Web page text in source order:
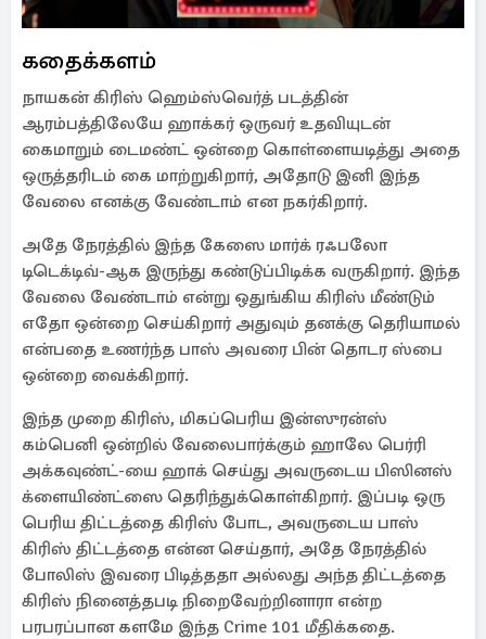
கதைக்களம்
நாயகன் கிரிஸ் ஹெம்ஸ்வெர்த் படத்தின்
ஆரம்பத்திலேயே ஹாக்கர் ஒருவர் உதவியுடன்
கைமாறும் டைமண்ட் ஒன்றை கொள்ளையடித்து அதை
ஒருத்தரிடம் கை மாற்றுகிறார், அதோடு இனி இந்த
வேலை எனக்கு வேண்டாம் என நகர்கிறார்.
அதே நேரத்தில் இந்த கேஸை மார்க் ரஃபலோ
டிடெக்டிவ்-ஆக இருந்து கண்டுப்பிடிக்க வருகிறார். இந்த
வேலை வேண்டாம் என்று ஒதுங்கிய கிரிஸ் மீண்டும்
எதோ ஒன்றை செய்கிறார் அதுவும் தனக்கு தெரியாமல்
என்பதை உணர்ந்த பாஸ் அவரை பின் தொடர ஸ்பை
ஒன்றை வைக்கிறார்.
இந்த முறை கிரிஸ், மிகப்பெரிய இன்ஸுரன்ஸ்
கம்பெனி ஒன்றில் வேலைபார்க்கும் ஹாலே பெர்ரி
அக்கவுண்ட்-யை ஹாக் செய்து அவருடைய பிஸினஸ்
க்ளையிண்ட்ஸை தெரிந்துக்கொள்கிறார். இப்படி ஒரு
பெரிய திட்டத்தை கிரிஸ் போட, அவருடைய பாஸ்
கிரிஸ் திட்டத்தை என்ன செய்தார், அதே நேரத்தில்
போலிஸ் இவரை பிடித்ததா அல்லது அந்த திட்டத்தை
கிரிஸ் நினைத்தபடி நிறைவேற்றினாரா என்ற
பரபரப்பான களமே இந்த Crime 101 மீதிக்கதை.